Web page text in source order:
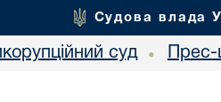
Судова влада
суд •